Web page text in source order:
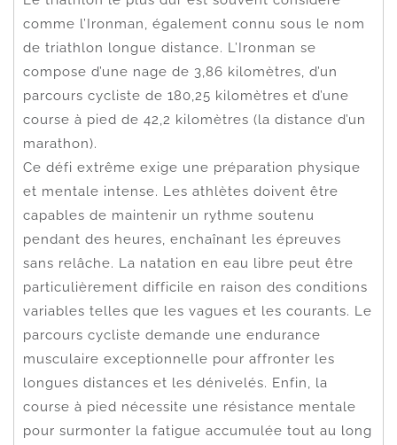
comme l’Ironman, également connu sous le nom
de triathlon longue distance. L’Ironman se
compose d’une nage de 3,86 kilomètres, d’un
parcours cycliste de 180,25 kilomètres et d’une
course à pied de 42,2 kilomètres (la distance d’un
marathon).
Ce défi extrême exige une préparation physique
et mentale intense. Les athlètes doivent être
capables de maintenir un rythme soutenu
pendant des heures, enchaînant les épreuves
sans relâche. La natation en eau libre peut être
particulièrement difficile en raison des conditions
variables telles que les vagues et les courants. Le
parcours cycliste demande une endurance
musculaire exceptionnelle pour affronter les
longues distances et les dénivelés. Enfin, la
course à pied nécessite une résistance mentale
pour surmonter la fatigue accumulée tout au long